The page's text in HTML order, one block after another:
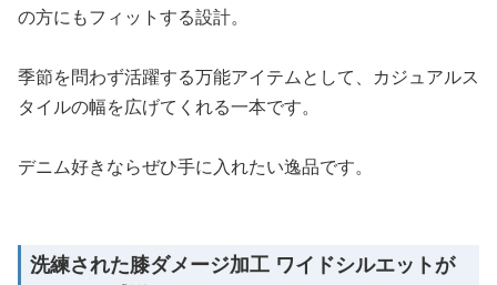
の方にもフィットする設計。
季節を問わず活躍する万能アイテムとして、カジュアルス
タイルの幅を広げてくれる一本です。
デニム好きならぜひ手に入れたい逸品です。
洗練された膝ダメージ加工 ワイドシルエットが